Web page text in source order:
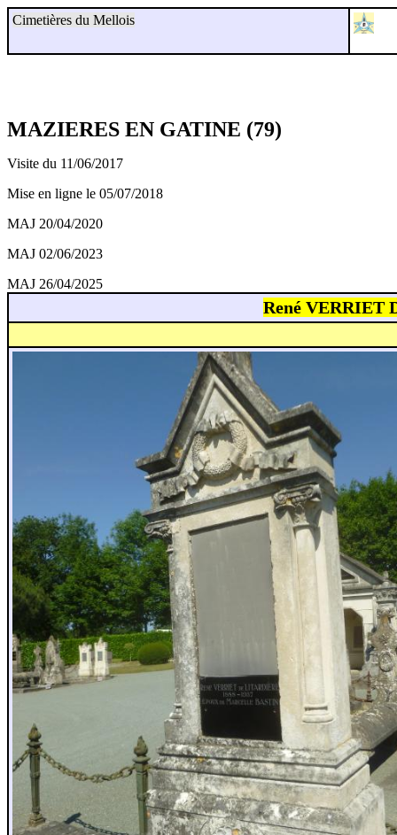
Cimetières du Mellois
MAZIERES EN GATINE (79)
Visite du 11/06/2017
Mise en ligne le 05/07/2018
MAJ 20/04/2020
MAJ 02/06/2023
MAJ 26/04/2025
René VERRIET